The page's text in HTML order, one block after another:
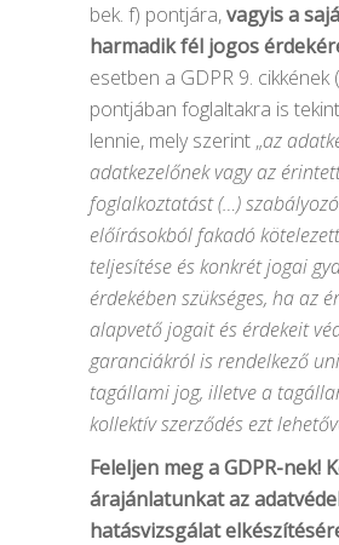
bek. f) pontjára,vagyis a
harmadik fél jogos
esetben a GDPR 9. cikkének
pontjában foglaltakra is
lennie, mely szerint „az
adatkezelőnek vagy az
foglalkoztatást (…)
előírásokból fakadó
teljesítése és konkrét jogai
érdekében szükséges, ha az
alapvető jogait és érdekeit
garanciákról is rendelkező
tagállami jog, illetve a
kollektív szerződés ezt
Feleljen meg a GDPR-nek!
árajánlatunkat az
hatásvizsgálat